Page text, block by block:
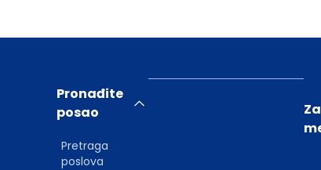
Pronađite
posao
Pretraga
poslova
Za